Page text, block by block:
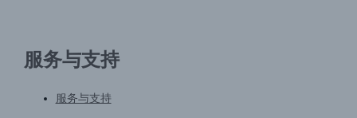
服务与支持
服务与支持